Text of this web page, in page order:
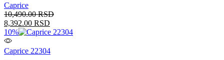
Caprice
10,490.00RSD
8,392.00 RSD
10%
Caprice 22304